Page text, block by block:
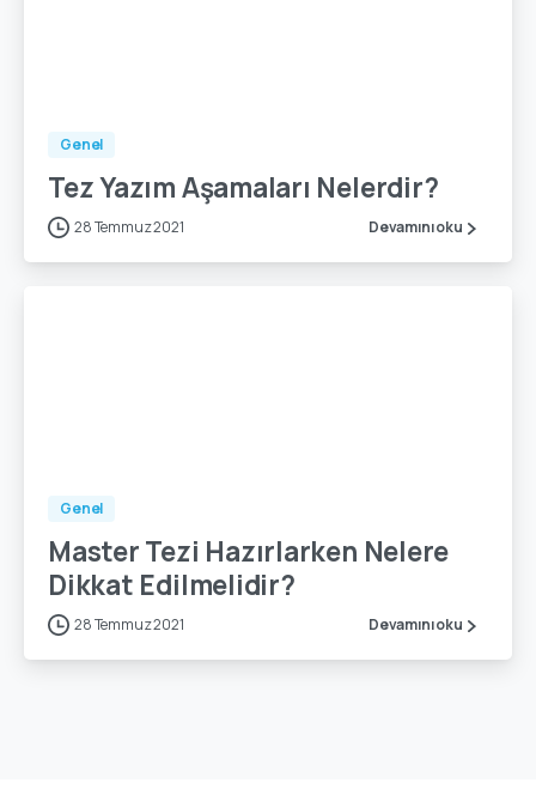
Genel
Tez Yazım Aşamaları Nelerdir?
28 Temmuz 2021 Devamını oku
Genel
Master Tezi Hazırlarken Nelere
Dikkat Edilmelidir?
28 Temmuz 2021 Devamını oku